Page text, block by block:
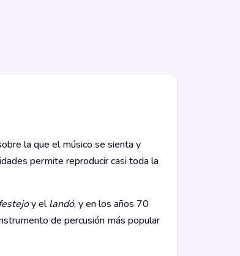
la que el músico se sienta y
permite reproducir casi toda la
y ellandó, y en los años 70
de percusión más popular